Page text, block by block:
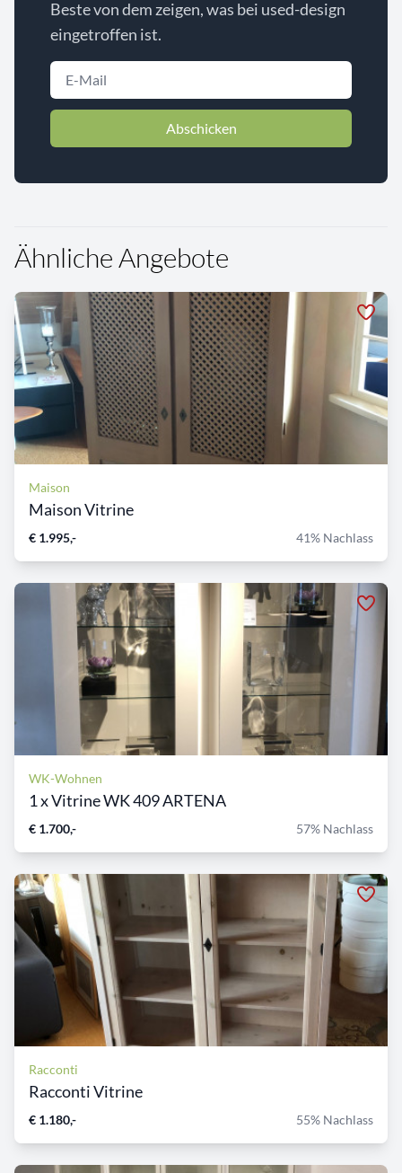
Beste von dem zeigen, was bei used-design
eingetroffen ist.
Abschicken
Ähnliche Angebote
Maison
Maison Vitrine
€ 1.995,- 41% Nachlass
WK-Wohnen
1 x Vitrine WK 409 ARTENA
€ 1.700,- 57% Nachlass
Racconti
Racconti Vitrine
€ 1.180,- 55% Nachlass